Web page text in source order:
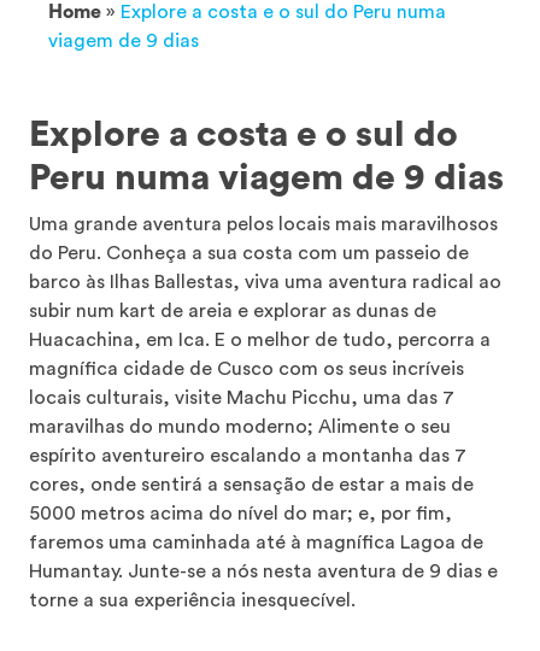
Home » Explore a costa e o sul do Peru numa
viagem de 9 dias
Explore a costa e o sul do
Peru numa viagem de 9 dias
Uma grande aventura pelos locais mais maravilhosos
do Peru. Conheça a sua costa com um passeio de
barco às Ilhas Ballestas, viva uma aventura radical ao
subir num kart de areia e explorar as dunas de
Huacachina, em Ica. E o melhor de tudo, percorra a
magnífica cidade de Cusco com os seus incríveis
locais culturais, visite Machu Picchu, uma das 7
maravilhas do mundo moderno; Alimente o seu
espírito aventureiro escalando a montanha das 7
cores, onde sentirá a sensação de estar a mais de
5000 metros acima do nível do mar; e, por fim,
faremos uma caminhada até à magnífica Lagoa de
Humantay. Junte-se a nós nesta aventura de 9 dias e
torne a sua experiência inesquecível.